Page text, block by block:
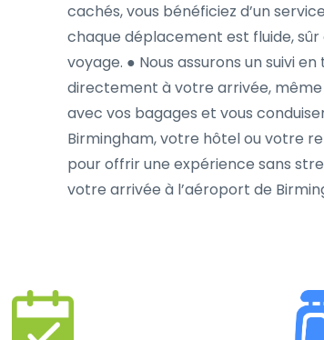
cachés, vous bénéficiez d’un
chaque déplacement est fluide,
voyage. ● Nous assurons un suivi
directement à votre arrivée,
avec vos bagages et vous
Birmingham, votre hôtel ou votre
pour offrir une expérience sans
votre arrivée à l’aéroport de